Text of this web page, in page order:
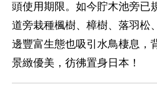
頭使用期限。如今貯木池旁已
道旁栽種楓樹、樟樹、落羽松
邊豐富生態也吸引水鳥棲息，
景緻優美，彷彿置身日本！